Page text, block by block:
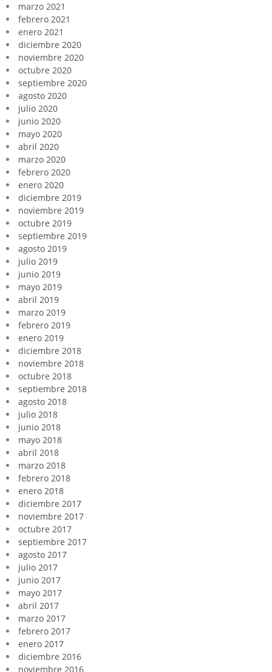
marzo 2021
febrero 2021
enero 2021
diciembre 2020
noviembre 2020
octubre 2020
septiembre 2020
agosto 2020
julio 2020
junio 2020
mayo 2020
abril 2020
marzo 2020
febrero 2020
enero 2020
diciembre 2019
noviembre 2019
octubre 2019
septiembre 2019
agosto 2019
julio 2019
junio 2019
mayo 2019
abril 2019
marzo 2019
febrero 2019
enero 2019
diciembre 2018
noviembre 2018
octubre 2018
septiembre 2018
agosto 2018
julio 2018
junio 2018
mayo 2018
abril 2018
marzo 2018
febrero 2018
enero 2018
diciembre 2017
noviembre 2017
octubre 2017
septiembre 2017
agosto 2017
julio 2017
junio 2017
mayo 2017
abril 2017
marzo 2017
febrero 2017
enero 2017
diciembre 2016
noviembre 2016